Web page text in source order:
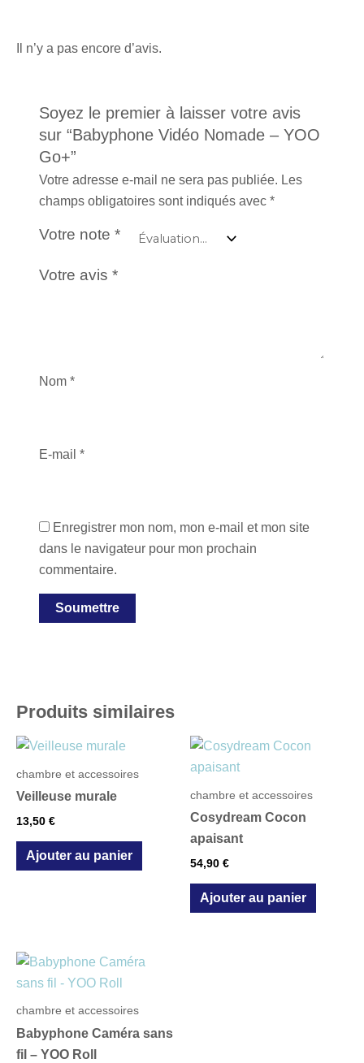
Il n’y a pas encore d’avis.
Soyez le premier à laisser votre avis
sur “Babyphone Vidéo Nomade – YOO
Go+”
Votre adresse e-mail ne sera pas publiée. Les
champs obligatoires sont indiqués avec *
Votre note *
Votre avis *
Nom *
E-mail *
Enregistrer mon nom, mon e-mail et mon site
dans le navigateur pour mon prochain
commentaire.
Produits similaires
chambre et accessoires
Veilleuse murale
13,50 €
Ajouter au panier
chambre et accessoires
Cosydream Cocon
apaisant
54,90 €
Ajouter au panier
chambre et accessoires
Babyphone Caméra sans
fil – YOO Roll